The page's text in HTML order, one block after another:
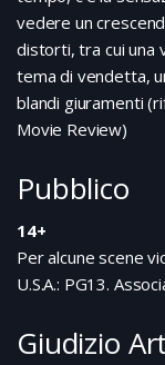
come
metri…..
vedere un
distorti, tra cui una
tema di vendetta,
blandi giuramenti
Movie Review)
Pubblico
14+
Per alcune scene
U.S.A.: PG13.
Giudizio